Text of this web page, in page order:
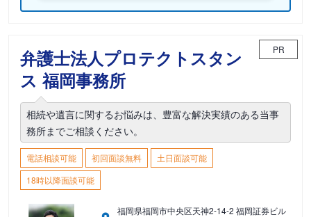
弁護士法人プロテクトスタン
ス 福岡事務所
PR
相続や遺言に関するお悩みは、豊富な解決実績のある当事
務所までご相談ください。
電話相談可能 初回面談無料
土日面談可能
18時以降面談可能
福岡県福岡市中央区天神2-14-2 福岡証券ビル